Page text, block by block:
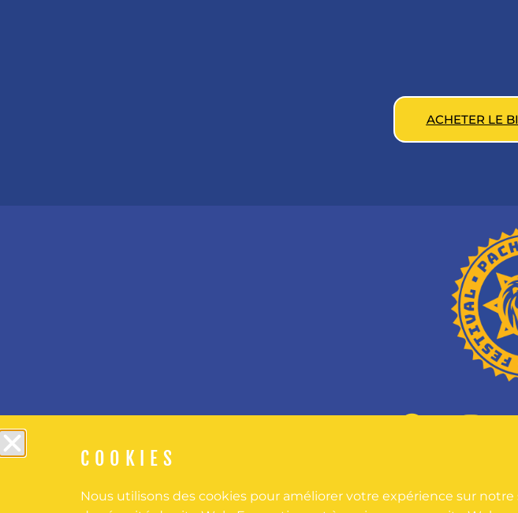
ACHETER LE
COOKIES
Nous utilisons des cookies pour améliorer votre expérience sur